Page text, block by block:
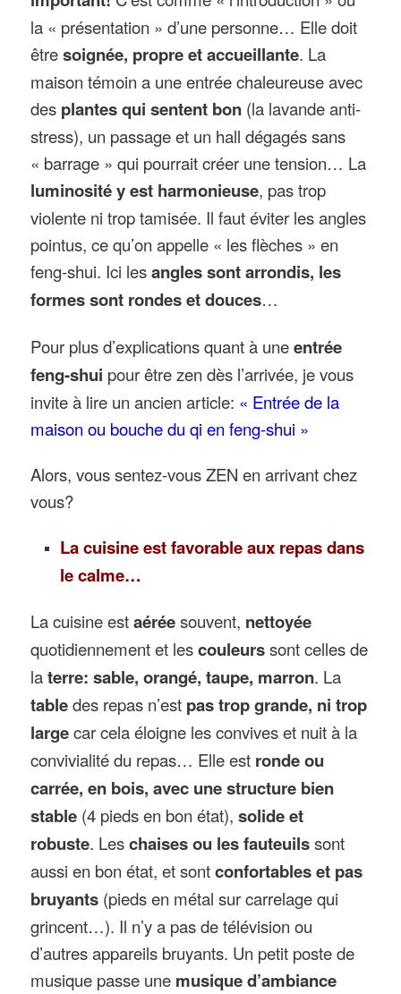
la « présentation » d’une personne… Elle doit
êtresoignée, propre et accueillante. La
maison témoin a une entrée chaleureuse avec
des plantes qui sentent bon (la lavande anti-
stress), un passage et un hall dégagés sans
« barrage » qui pourrait créer une tension… La
luminosité y est harmonieuse, pas trop
violente ni trop tamisée. Il faut éviter les angles
pointus, ce qu’on appelle « les flèches » en
feng-shui. Ici lesangles sont arrondis, les
formes sont rondes et douces…
Pour plus d’explications quant à uneentrée
feng-shui pour être zen dès l’arrivée, je vous
invite à lire un ancien article: « Entrée de la
maison ou bouche du qi en feng-shui »
Alors, vous sentez-vous ZEN en arrivant chez
vous?
La cuisine est favorable aux repas dans
le calme…
La cuisine estaéréesouvent, nettoyée
quotidiennement et lescouleurssont celles de
laterre: sable, orangé, taupe, marron. La
tabledes repas n’est pas trop grande, ni trop
largecar cela éloigne les convives et nuit à la
convivialité du repas… Elle est ronde ou
carrée, en bois, avec une structure bien
stable (4 pieds en bon état), solide et
robuste. Leschaises ou les fauteuilssont
aussi en bon état, et sontconfortables et pas
bruyants (pieds en métal sur carrelage qui
grincent…). Il n’y a pas de télévision ou
d’autres appareils bruyants. Un petit poste de
musique passe une musique d’ambiance